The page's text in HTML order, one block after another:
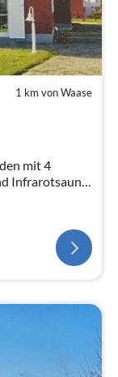
1 km von Waase
mit 4
Infrarotsauna.
Sehr